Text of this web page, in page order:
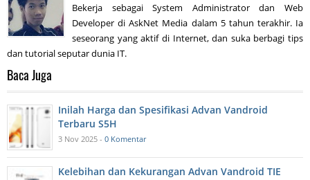
Bekerja sebagai System Administrator dan Web
Developer di AskNet Media dalam 5 tahun terakhir. Ia
seseorang yang aktif di Internet, dan suka berbagi tips
dan tutorial seputar dunia IT.
Baca Juga
Inilah Harga dan Spesifikasi Advan Vandroid
Terbaru S5H
3 Nov 2025 - 0 Komentar
Kelebihan dan Kekurangan Advan Vandroid TIE